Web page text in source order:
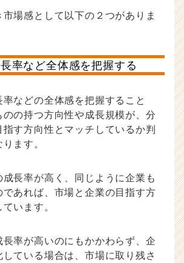
場感として以下の２つがありま
率など全体感を把握する
などの全体感を把握すること
のの持つ方向性や成長規模が、分
す方向性とマッチしているか判
ます。
長率が高く、同じように企業も
であれば、市場と企業の目指す方
います。
率が高いのにもかかわらず、企
ている場合は、市場に取り残さ